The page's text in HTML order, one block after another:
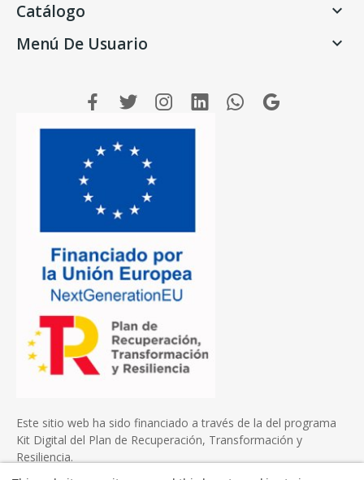
Catálogo 
Menú De Usuario 
Este sitio web ha sido financiado a través de la del programa
Kit Digital del Plan de Recuperación, Transformación y
Resiliencia.